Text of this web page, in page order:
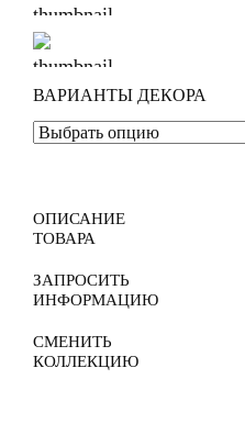
ВАРИАНТЫ ДЕКОРА
ОПИСАНИЕ
ТОВАРА
ЗАПРОСИТЬ
ИНФОРМАЦИЮ
СМЕНИТЬ
КОЛЛЕКЦИЮ